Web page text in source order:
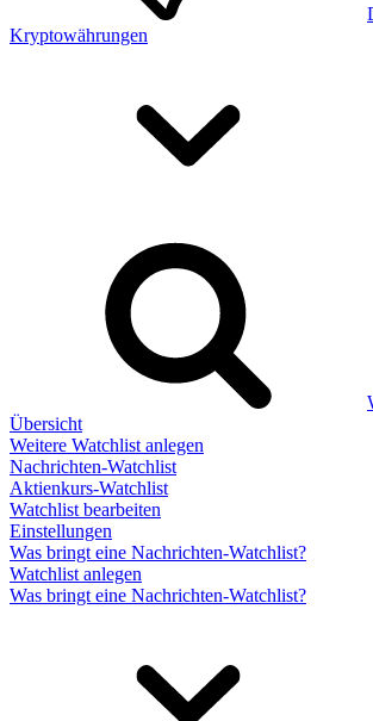
Kryptowährungen
Übersicht
Weitere Watchlist anlegen
Nachrichten-Watchlist
Aktienkurs-Watchlist
Watchlist bearbeiten
Einstellungen
Was bringt eine Nachrichten-Watchlist?
Watchlist anlegen
Was bringt eine Nachrichten-Watchlist?